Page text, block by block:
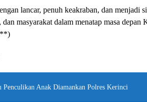
lancar, penuh keakraban, dan menjadi
masyarakat dalam menatap masa
Penculikan Anak Diamankan Polres Kerinci